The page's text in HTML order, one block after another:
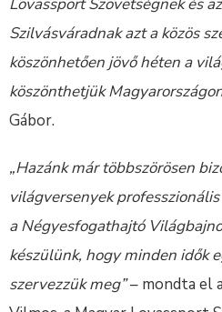
Szilvásváradnak azt a közös
köszönhetően jövő héten a
köszönthetjük
Gábor.
„Hazánk már többszörösen
világversenyek
a Négyesfogathajtó
készülünk, hogy minden idők
szervezzük meg”– mondta el